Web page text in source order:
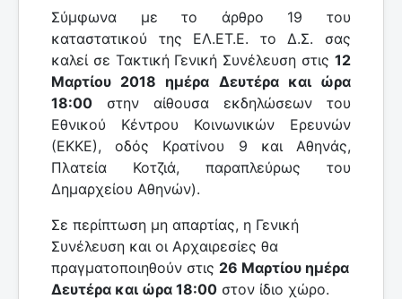
Σύμφωνα με το άρθρο 19 του
καταστατικού της ΕΛ.ΕΤ.Ε. το Δ.Σ. σας
καλεί σε Τακτική Γενική Συνέλευση στις 12
Μαρτίου 2018 ημέρα Δευτέρα και ώρα
18:00 στην αίθουσα εκδηλώσεων του
Εθνικού Κέντρου Κοινωνικών Ερευνών
(ΕΚΚΕ), οδός Κρατίνου 9 και Αθηνάς,
Πλατεία Κοτζιά, παραπλεύρως του
Δημαρχείου Αθηνών).
Σε περίπτωση μη απαρτίας, η Γενική
Συνέλευση και οι Αρχαιρεσίες θα
πραγματοποιηθούν στις 26 Μαρτίου ημέρα
Δευτέρα και ώρα 18:00 στον ίδιο χώρο.